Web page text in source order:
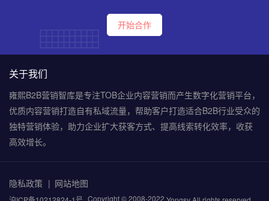
开始合作
关于我们
雍熙B2B营销智库是专注TOB企业内容营销而产生数字化营销平台，
优质内容营销打造自有私域流量，帮助客户打造适合B2B行业受众的
独特营销体验，助力企业扩大获客方式、提高线索转化效率，收获
高效增长。
Copyright © 2008-2022
隐私政策 网站地图